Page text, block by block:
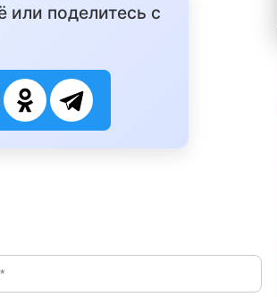
или поделитесь с